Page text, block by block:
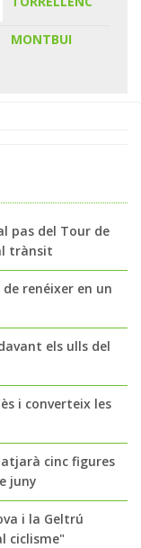
MONTBUI
pas del Tour de
trànsit
de renéixer en un
els ulls del
i converteix les
cinc figures
juny
i la Geltrú
ciclisme"